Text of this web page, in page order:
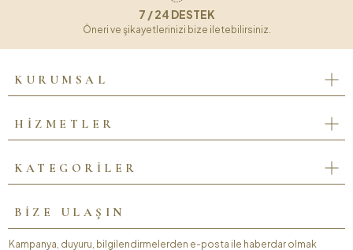
7 / 24 DESTEK
Öneri ve şikayetlerinizi bize iletebilirsiniz.
KURUMSAL
HİZMETLER
KATEGORİLER
BİZE ULAŞIN
Kampanya, duyuru, bilgilendirmelerden e-posta ile haberdar olmak